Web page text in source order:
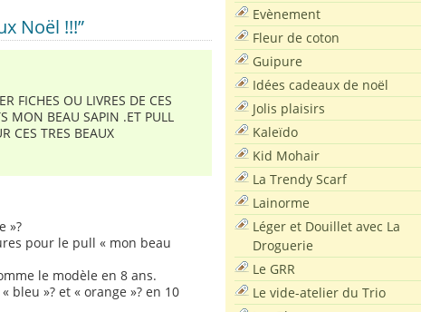
Noël !!!”
FICHES OU LIVRES DE CES
MON BEAU SAPIN .ET PULL
CES TRES BEAUX
»?
pour le pull « mon beau
le modèle en 8 ans.
bleu »? et « orange »? en 10
Evènement
Fleur de coton
Guipure
Idées cadeaux de noël
Jolis plaisirs
Kaleïdo
Kid Mohair
La Trendy Scarf
Lainorme
Léger et Douillet avec La
Droguerie
Le GRR
Le vide-atelier du Trio